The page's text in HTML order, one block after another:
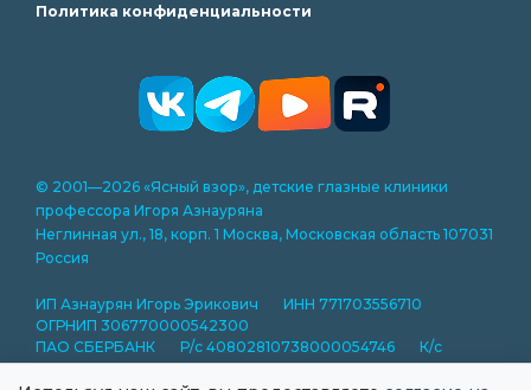
Политика конфиденциальности
© 2001—2026 «Ясный взор», детские глазные клиники
профессора Игоря Азнауряна
Неглинная ул., 18, корп. 1 Москва, Московская область 107031
Россия
ИП Азнаурян Игорь Эрикович ИНН 771703556710
ОГРНИП 306770000542300
ПАО СБЕРБАНК Р/с 40802810738000054746 К/с
30101810400000000225 БИК 044525225